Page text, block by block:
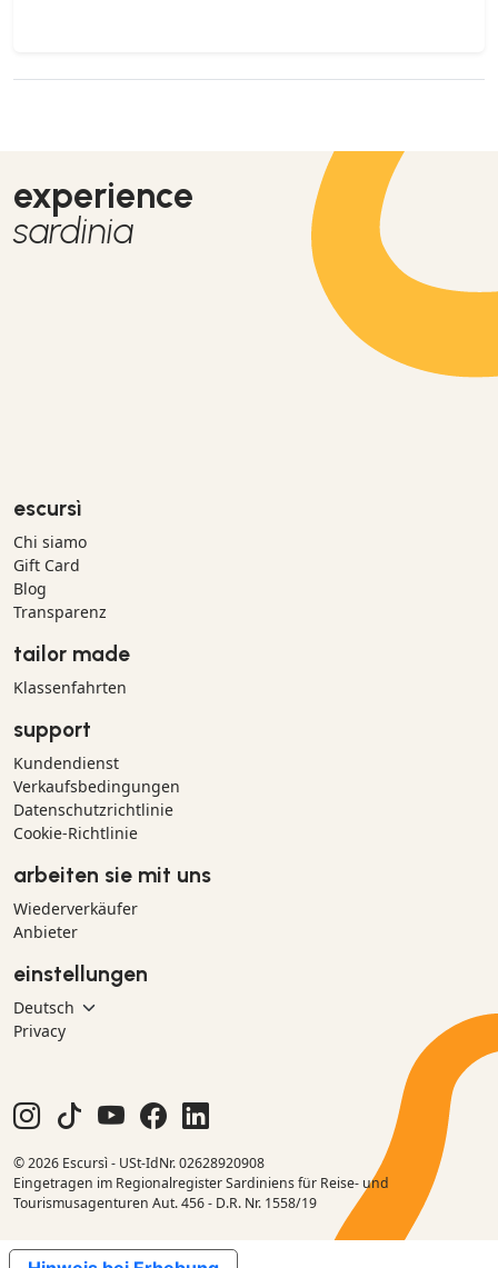
experience
sardinia
escursì
Chi siamo
Gift Card
Blog
Transparenz
tailor made
Klassenfahrten
support
Kundendienst
Verkaufsbedingungen
Datenschutzrichtlinie
Cookie-Richtlinie
arbeiten sie mit uns
Wiederverkäufer
Anbieter
einstellungen
Privacy
© 2026 Escursì - USt-IdNr. 02628920908
Eingetragen im Regionalregister Sardiniens für Reise- und
Tourismusagenturen Aut. 456 - D.R. Nr. 1558/19